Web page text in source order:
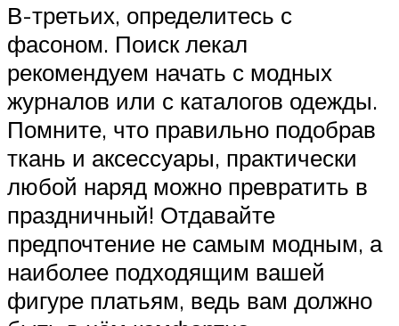
В-третьих, определитесь с
фасоном. Поиск лекал
рекомендуем начать с модных
журналов или с каталогов одежды.
Помните, что правильно подобрав
ткань и аксессуары, практически
любой наряд можно превратить в
праздничный! Отдавайте
предпочтение не самым модным, а
наиболее подходящим вашей
фигуре платьям, ведь вам должно